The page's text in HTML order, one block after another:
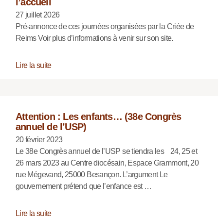
27 juillet 2026
Pré-annonce de ces journées organisées par la Criée de
Reims Voir plus d’informations à venir sur son site.
Lire la suite
Attention : Les enfants… (38e Congrès
annuel de l’USP)
20 février 2023
Le 38e Congrès annuel de l’USP se tiendra les 24, 25 et
26 mars 2023 au Centre diocésain, Espace Grammont, 20
rue Mégevand, 25000 Besançon. L’argument Le
gouvernement prétend que l’enfance est …
Lire la suite